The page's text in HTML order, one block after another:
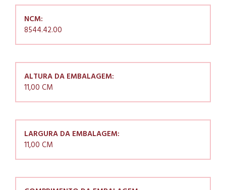
NCM:
8544.42.00
ALTURA DA EMBALAGEM:
11,00 CM
LARGURA DA EMBALAGEM:
11,00 CM